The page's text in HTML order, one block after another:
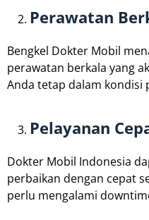
Perawatan
Bengkel Dokter Mobil
perawatan berkala yang
Anda tetap dalam kondisi
Pelayanan
Dokter Mobil Indonesia
perbaikan dengan cepat
perlu mengalami